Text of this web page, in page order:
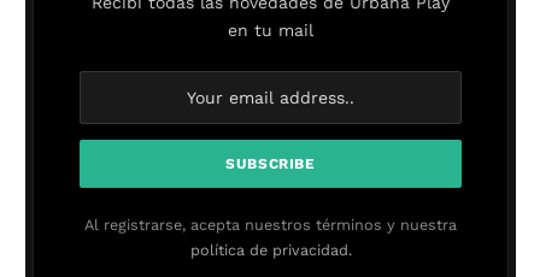
en tu mail
Al registrarse, acepta nuestros términos y nuestra
política de privacidad.